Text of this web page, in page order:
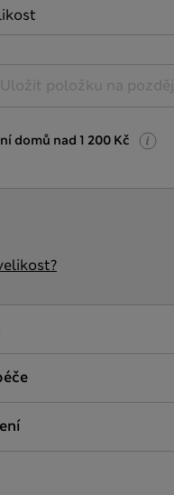
Uložit položku na později
domů nad 1 200 Kč